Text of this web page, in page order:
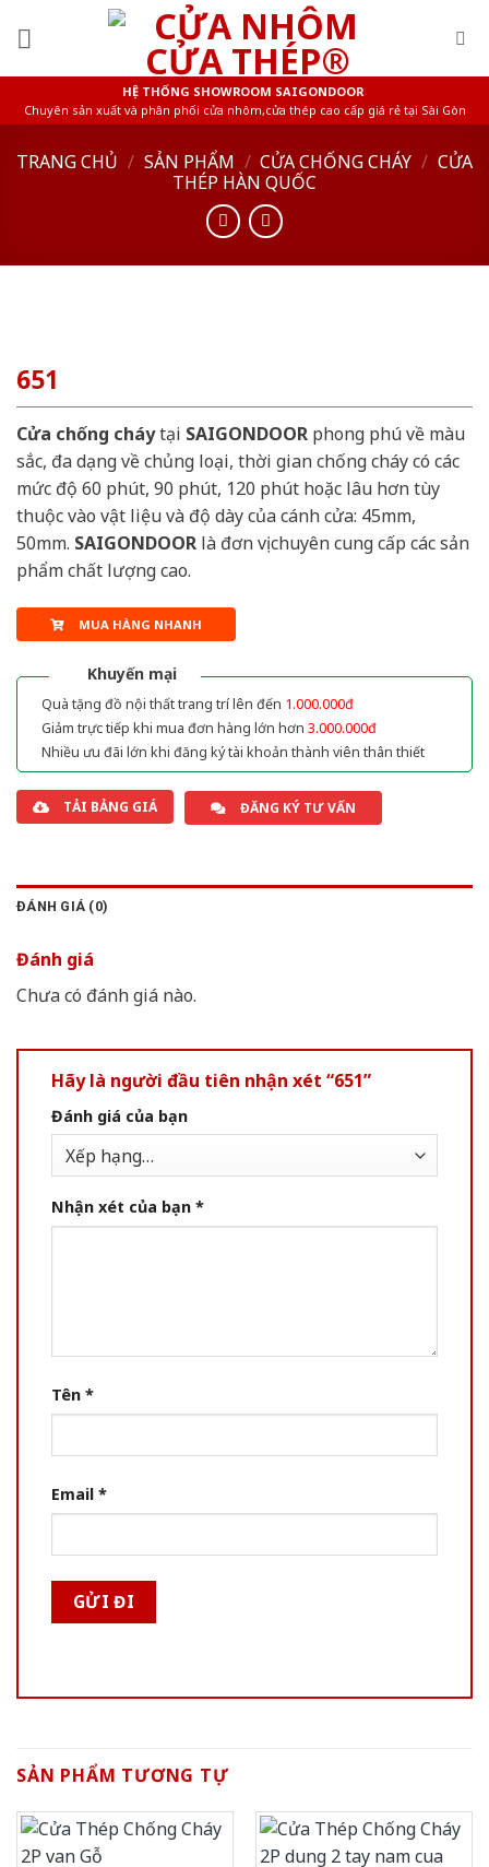
HỆ THỐNG SHOWROOM SAIGONDOOR
Chuyên sản xuất và phân phối cửa nhôm,cửa thép cao cấp giá rẻ tại Sài Gòn
TRANG CHỦ / SẢN PHẨM / CỬA CHỐNG CHÁY / CỬA
THÉP HÀN QUỐC
651
Cửa chống cháytại SAIGONDOOR phong phú về màu
sắc, đa dạng về chủng loại, thời gian chống cháy có các
mức độ 60 phút, 90 phút, 120 phút hoặc lâu hơn tùy
thuộc vào vật liệu và độ dày của cánh cửa: 45mm,
50mm. SAIGONDOOR là đơn vị chuyên cung cấp các sản
phẩm chất lượng cao.
MUA HÀNG NHANH
Khuyến mại
Quà tặng đồ nội thất trang trí lên đến 1.000.000đ
Giảm trực tiếp khi mua đơn hàng lớn hơn 3.000.000đ
Nhiều ưu đãi lớn khi đăng ký tài khoản thành viên thân thiết
TẢI BẢNG GIÁ ĐĂNG KÝ TƯ VẤN
ĐÁNH GIÁ (0)
Đánh giá
Chưa có đánh giá nào.
Hãy là người đầu tiên nhận xét “651”
Đánh giá của bạn
Nhận xét của bạn *
Tên *
Email *
SẢN PHẨM TƯƠNG TỰ